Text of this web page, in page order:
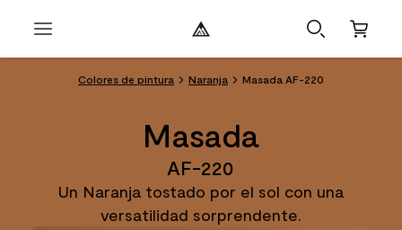
Colores de pintura Naranja Masada AF-220
Masada
AF-220
Un Naranja tostado por el sol con una
versatilidad sorprendente.